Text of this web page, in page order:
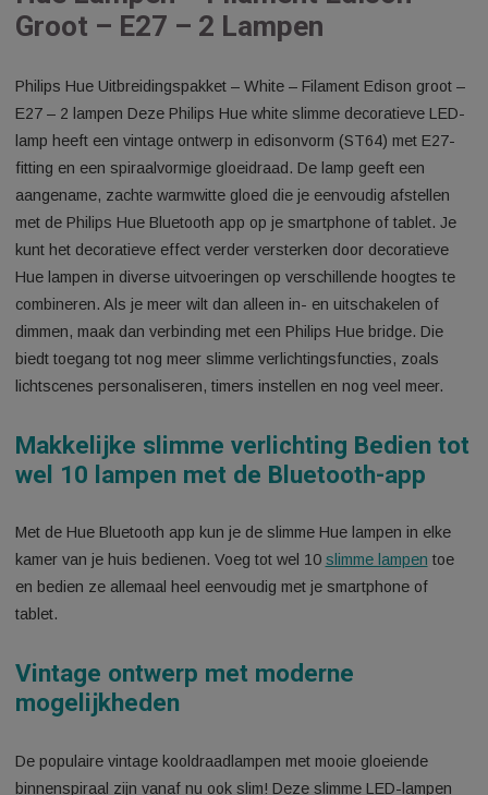
Aanvullende informatie
Hue Lampen – Filament Edison
Groot – E27 – 2 Lampen
Philips Hue Uitbreidingspakket – White – Filament Edison
E27 – 2 lampen Deze Philips Hue white slimme decoratieve
lamp heeft een vintage ontwerp in edisonvorm (ST64) met
fitting en een spiraalvormige gloeidraad. De lamp geeft een
aangename, zachte warmwitte gloed die je eenvoudig
met de Philips Hue Bluetooth app op je smartphone of tablet.
Hue lampen in diverse uitvoeringen op verschillende
combineren. Als je meer wilt dan alleen in- en uitschakelen of
biedt toegang tot nog meer slimme verlichtingsfuncties, zoals
lichtscenes personaliseren, timers instellen en nog veel
Makkelijke slimme verlichting Bedien
wel 10 lampen met de Bluetooth-app
Met de Hue Bluetooth app kun je de slimme Hue lampen in
kamer van je huis bedienen. Voeg tot wel 10 slimme lampen
en bedien ze allemaal heel eenvoudig met je smartphone of